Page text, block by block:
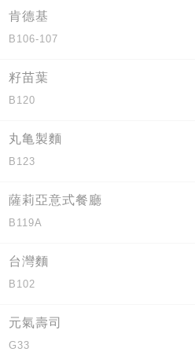
肯德基
B106-107
籽苗葉
B120
丸亀製麵
B123
薩莉亞意式餐廳
B119A
台灣麵
B102
元氣壽司
G33